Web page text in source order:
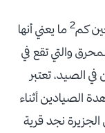
كم2 ما يعني أنها
والتي تقع في
في الصيد، تعتبر
الصيادين أثناء
نجد قرية